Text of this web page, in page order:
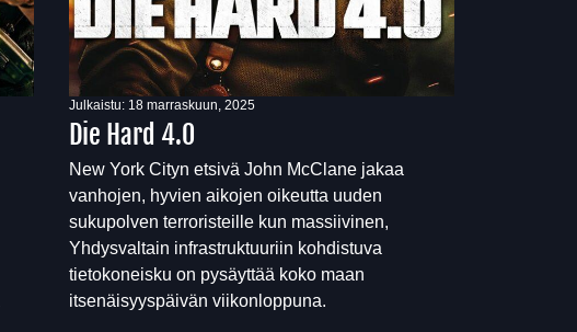
Julkaistu: 18 marraskuun, 2025
Die Hard 4.0
New York Cityn etsivä John McClane jakaa
vanhojen, hyvien aikojen oikeutta uuden
sukupolven terroristeille kun massiivinen,
Yhdysvaltain infrastruktuuriin kohdistuva
tietokoneisku on pysäyttää koko maan
itsenäisyyspäivän viikonloppuna.